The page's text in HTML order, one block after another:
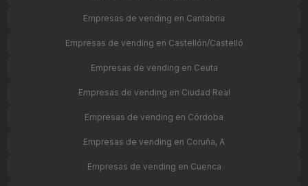
Empresas de vending en Cantabria
Empresas de vending en Castellón/Castelló
Empresas de vending en Ceuta
Empresas de vending en Ciudad Real
Empresas de vending en Córdoba
Empresas de vending en Coruña, A
Empresas de vending en Cuenca